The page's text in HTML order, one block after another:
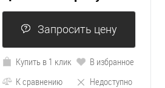
Запросить цену
Купить в 1 клик
В избранное
К сравнению
Недоступно